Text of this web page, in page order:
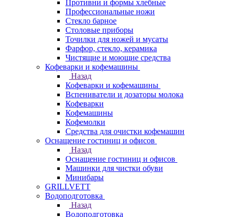
Противни и формы хлебные
Профессиональные ножи
Стекло барное
Столовые приборы
Точилки для ножей и мусаты
Фарфор, стекло, керамика
Чистящие и моющие средства
Кофеварки и кофемашины
Назад
Кофеварки и кофемашины
Вспениватели и дозаторы молока
Кофеварки
Кофемашины
Кофемолки
Средства для очистки кофемашин
Оснащение гостиниц и офисов
Назад
Оснащение гостиниц и офисов
Машинки для чистки обуви
Минибары
GRILLVETT
Водоподготовка
Назад
Водоподготовка